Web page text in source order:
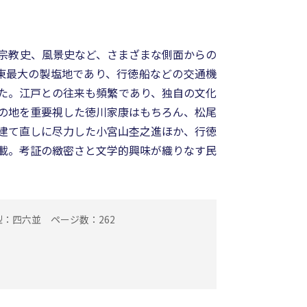
教史、風景史など、さまざまな側面からの
大の製塩地であり、行徳船などの交通機
。江戸との往来も頻繁であり、独自の文化
を重要視した徳川家康はもちろん、松尾
て直しに尽力した小宮山杢之進ほか、行徳
。考証の緻密さと文学的興味が織りなす民
：四六並 ページ数：262